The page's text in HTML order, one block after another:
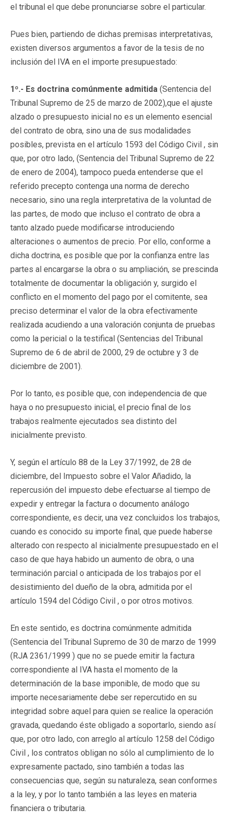
el tribunal el que debe pronunciarse sobre el particular.
Pues bien, partiendo de dichas premisas interpretativas,
existen diversos argumentos a favor de la tesis de no
inclusión del IVA en el importe presupuestado:
1º.- Es doctrina comúnmente admitida (Sentencia del
Tribunal Supremo de 25 de marzo de 2002),que el ajuste
alzado o presupuesto inicial no es un elemento esencial
del contrato de obra, sino una de sus modalidades
posibles, prevista en el artículo 1593 del Código Civil , sin
que, por otro lado, (Sentencia del Tribunal Supremo de 22
de enero de 2004), tampoco pueda entenderse que el
referido precepto contenga una norma de derecho
necesario, sino una regla interpretativa de la voluntad de
las partes, de modo que incluso el contrato de obra a
tanto alzado puede modificarse introduciendo
alteraciones o aumentos de precio. Por ello, conforme a
dicha doctrina, es posible que por la confianza entre las
partes al encargarse la obra o su ampliación, se prescinda
totalmente de documentar la obligación y, surgido el
conflicto en el momento del pago por el comitente, sea
preciso determinar el valor de la obra efectivamente
realizada acudiendo a una valoración conjunta de pruebas
como la pericial o la testifical (Sentencias del Tribunal
Supremo de 6 de abril de 2000, 29 de octubre y 3 de
diciembre de 2001).
Por lo tanto, es posible que, con independencia de que
haya o no presupuesto inicial, el precio final de los
trabajos realmente ejecutados sea distinto del
inicialmente previsto.
Y, según el artículo 88 de la Ley 37/1992, de 28 de
diciembre, del Impuesto sobre el Valor Añadido, la
repercusión del impuesto debe efectuarse al tiempo de
expedir y entregar la factura o documento análogo
correspondiente, es decir, una vez concluidos los trabajos,
cuando es conocido su importe final, que puede haberse
alterado con respecto al inicialmente presupuestado en el
caso de que haya habido un aumento de obra, o una
terminación parcial o anticipada de los trabajos por el
desistimiento del dueño de la obra, admitida por el
artículo 1594 del Código Civil , o por otros motivos.
En este sentido, es doctrina comúnmente admitida
(Sentencia del Tribunal Supremo de 30 de marzo de 1999
(RJA 2361/1999 ) que no se puede emitir la factura
correspondiente al IVA hasta el momento de la
determinación de la base imponible, de modo que su
importe necesariamente debe ser repercutido en su
integridad sobre aquel para quien se realice la operación
gravada, quedando éste obligado a soportarlo, siendo así
que, por otro lado, con arreglo al artículo 1258 del Código
Civil , los contratos obligan no sólo al cumplimiento de lo
expresamente pactado, sino también a todas las
consecuencias que, según su naturaleza, sean conformes
a la ley, y por lo tanto también a las leyes en materia
financiera o tributaria.